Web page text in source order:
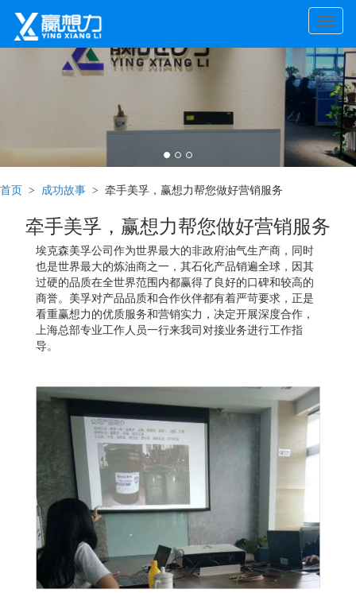
Toggle
首页 > 成功故事 > 牵手美孚，赢想力帮您做好营销服务
牵手美孚，赢想力帮您做好营销服务
埃克森美孚公司作为世界最大的非政府油气生产商，同时
也是世界最大的炼油商之一，其石化产品销遍全球，因其
过硬的品质在全世界范围内都赢得了良好的口碑和较高的
商誉。美孚对产品品质和合作伙伴都有着严苛要求，正是
看重赢想力的优质服务和营销实力，决定开展深度合作，
上海总部专业工作人员一行来我司对接业务进行工作指
导。